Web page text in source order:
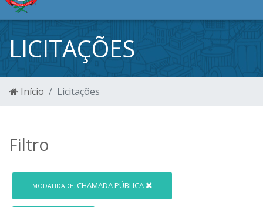
LICITAÇÕES
Início Licitações
Filtro
MODALIDADE: CHAMADA PÚBLICA